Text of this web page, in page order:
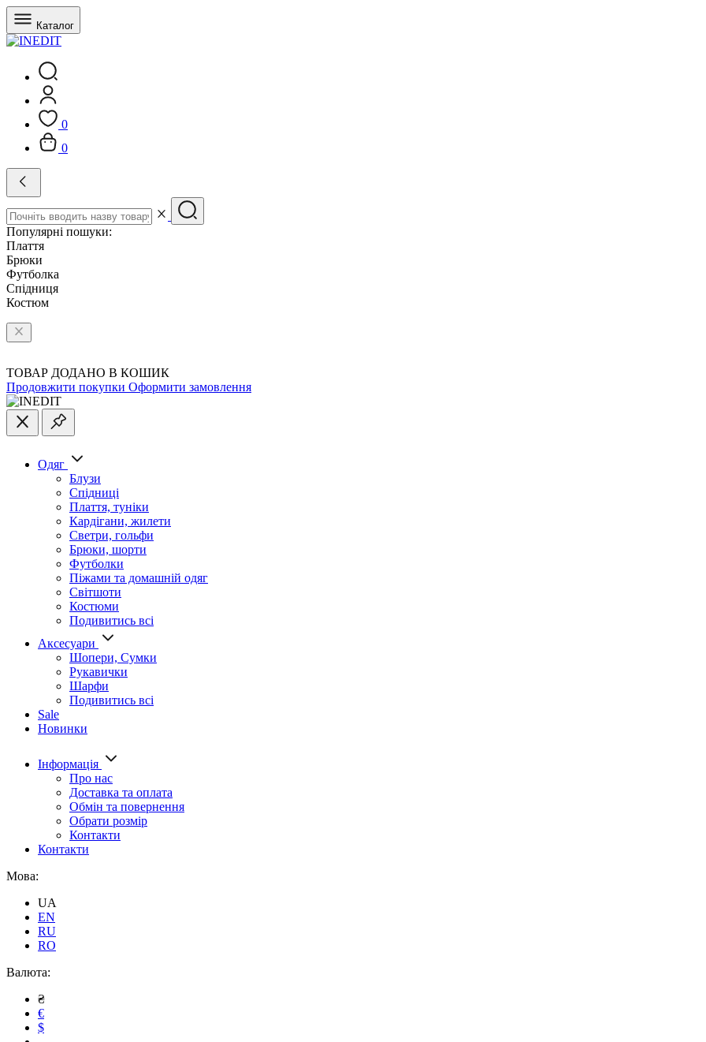
Каталог
0
0
Популярні пошуки:
Плаття
Брюки
Футболка
Спідниця
Костюм
ТОВАР ДОДАНО В КОШИК
Продовжити покупки Оформити замовлення
Одяг
Блузи
Спідниці
Плаття, туніки
Кардігани, жилети
Светри, гольфи
Брюки, шорти
Футболки
Піжами та домашній одяг
Світшоти
Костюми
Подивитись всі
Аксесуари
Шопери, Сумки
Рукавички
Шарфи
Подивитись всі
Sale
Новинки
Інформація
Про нас
Доставка та оплата
Обмін та повернення
Обрати розмір
Контакти
Контакти
Мова:
UA
EN
RU
RO
Валюта:
₴
€
$